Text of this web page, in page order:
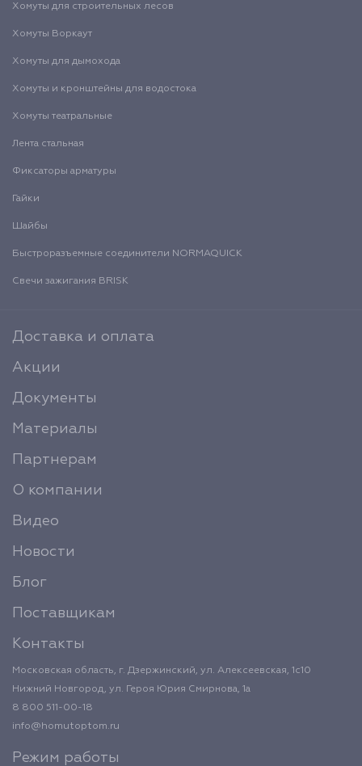
Хомуты для строительных лесов
Хомуты Воркаут
Хомуты для дымохода
Хомуты и кронштейны для водостока
Хомуты театральные
Лента стальная
Фиксаторы арматуры
Гайки
Шайбы
Быстроразъемные соединители NORMAQUICK
Свечи зажигания BRISK
Доставка и оплата
Акции
Документы
Материалы
Партнерам
О компании
Видео
Новости
Блог
Поставщикам
Контакты
Московская область, г. Дзержинский, ул. Алексеевская, 1с10
Нижний Новгород, ул. Героя Юрия Смирнова, 1а
8 800 511-00-18
info@homutoptom.ru
Режим работы